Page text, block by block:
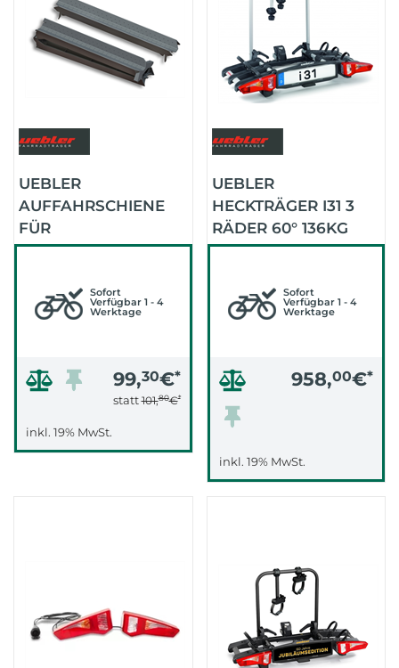
UEBLER
AUFFAHRSCHIENE
FÜR
FAHRRADTRÄGER
Sofort
Verfügbar 1 - 4
Werktage
99,30€*
statt101,80€*
inkl. 19% MwSt.
UEBLER
HECKTRÄGER I31 3
RÄDER 60° 136KG
ZULADUNG54KG (.)
Sofort
Verfügbar 1 - 4
Werktage
958,00€*
inkl. 19% MwSt.